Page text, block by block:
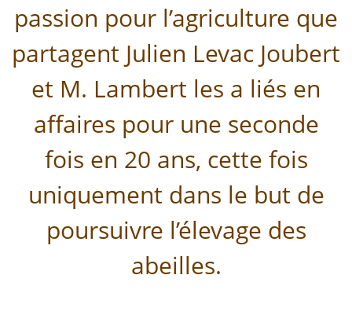
passion pour l’agriculture que
partagent Julien Levac Joubert
et M. Lambert les a liés en
affaires pour une seconde
fois en 20 ans, cette fois
uniquement dans le but de
poursuivre l’élevage des
abeilles.